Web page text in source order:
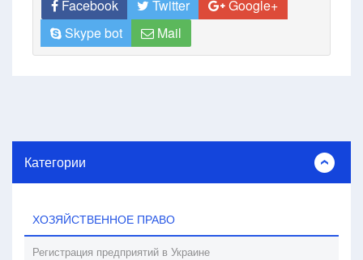
Facebook Twitter
Google+
Skype bot
Mail
Категории
ХОЗЯЙСТВЕННОЕ ПРАВО
Регистрация предприятий в Украине